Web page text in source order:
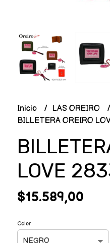
Inicio
LAS OREIRO
BILLETERA OREIRO
LOVE
$15.589,00
Color